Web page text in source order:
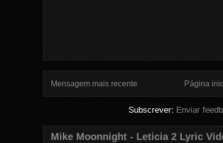
Mensagem mais recente Página
Subscrever:Enviar
Mike Moonnight - Leticia 2 Lyric